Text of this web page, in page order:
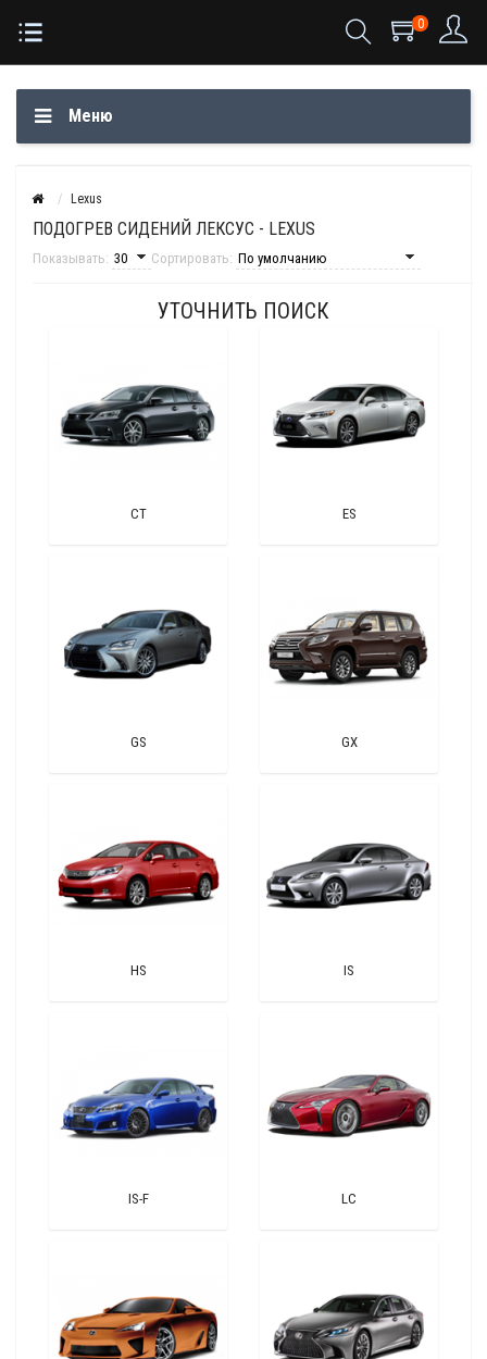
0
Меню
Lexus
ПОДОГРЕВ СИДЕНИЙ ЛЕКСУС - LEXUS
Показывать: Сортировать:
УТОЧНИТЬ ПОИСК
CT ES
GS GX
HS IS
IS-F LC